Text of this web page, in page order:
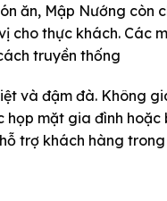
ăn, Mập Nướng còn
cho thực khách. Các
truyền thống
và đậm đà. Không
họp mặt gia đình
trợ khách hàng